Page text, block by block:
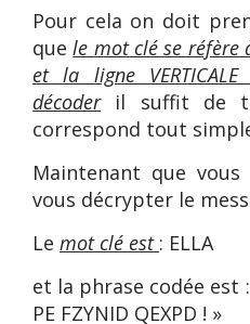
Pour cela on doit
quele mot clé se réfère
et la ligne
décoderil suffit de
correspond tout
Maintenant que
vous décrypter le
Le mot clé est : ELLA
et la phrase codée est :
PE FZYNID QEXPD ! »